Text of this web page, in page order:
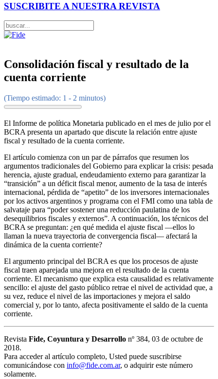
SUSCRIBITE A NUESTRA REVISTA
Consolidación fiscal y resultado de la
cuenta corriente
(Tiempo estimado: 1 - 2 minutos)
El Informe de política Monetaria publicado en el mes de julio por el
BCRA presenta un apartado que discute la relación entre ajuste
fiscal y resultado de la cuenta corriente.
El artículo comienza con un par de párrafos que resumen los
argumentos tradicionales del Gobierno para explicar la crisis: pesada
herencia, ajuste gradual, endeudamiento externo para garantizar la
“transición” a un déficit fiscal menor, aumento de la tasa de interés
internacional, pérdida de “apetito” de los inversores internacionales
por los activos argentinos y programa con el FMI como una tabla de
salvataje para “poder sostener una reducción paulatina de los
desequilibrios fiscales y externos”. A continuación, los técnicos del
BCRA se preguntan: ¿en qué medida el ajuste fiscal —ellos lo
llaman la nueva trayectoria de convergencia fiscal— afectará la
dinámica de la cuenta corriente?
El argumento principal del BCRA es que los procesos de ajuste
fiscal traen aparejada una mejora en el resultado de la cuenta
corriente. El mecanismo que explica esta causalidad es relativamente
sencillo: el ajuste del gasto público retrae el nivel de actividad que, a
su vez, reduce el nivel de las importaciones y mejora el saldo
comercial y, por lo tanto, afecta positivamente el saldo de la cuenta
corriente.
Revista Fide, Coyuntura y Desarrollo nº 384, 03 de octubre de
2018.
Para acceder al artículo completo, Usted puede suscribirse
comunicándose con info@fide.com.ar, o adquirir este número
solamente.